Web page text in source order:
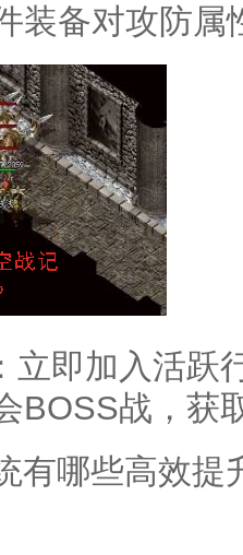
装备对攻防属
立即加入活跃
BOSS战，获
有哪些高效提